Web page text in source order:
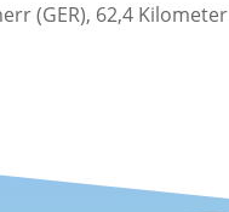
(GER), 62,4 Kilometer